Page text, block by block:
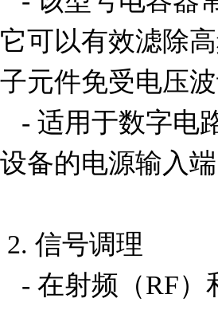
它可以有效滤除
子元件免受电压波
设备的电源输入端